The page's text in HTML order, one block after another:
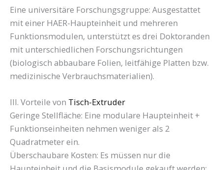
Eine universitäre Forschungsgruppe: Ausgestattet
mit einer HAER-Haupteinheit und mehreren
Funktionsmodulen, unterstützt es drei Doktoranden
mit unterschiedlichen Forschungsrichtungen
(biologisch abbaubare Folien, leitfähige Platten bzw.
medizinische Verbrauchsmaterialien).
III. Vorteile von Tisch-Extruder
Geringe Stellfläche: Eine modulare Haupteinheit +
Funktionseinheiten nehmen weniger als 2
Quadratmeter ein.
Überschaubare Kosten: Es müssen nur die